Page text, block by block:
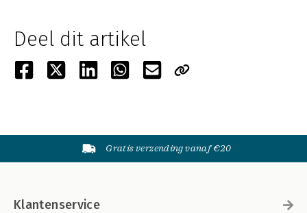
Deel dit artikel
Gratis verzending vanaf €20
Klantenservice